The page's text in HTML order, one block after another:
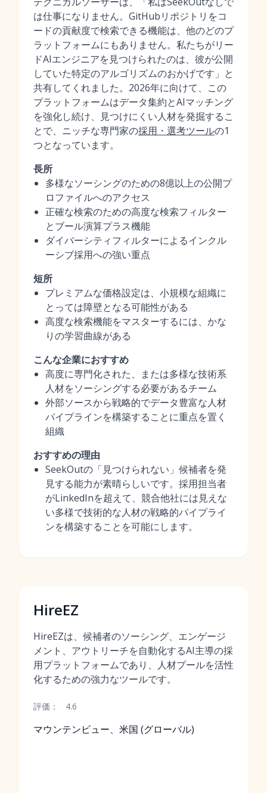
は仕事になりません。GitHubリポジトリをコ
ードの貢献度で検索できる機能は、他のどのプ
ラットフォームにもありません。私たちがリー
ドAIエンジニアを見つけられたのは、彼が公開
していた特定のアルゴリズムのおかげです」と
共有してくれました。2026年に向けて、この
プラットフォームはデータ集約とAIマッチング
を強化し続け、見つけにくい人材を発掘するこ
とで、ニッチな専門家の採用・選考ツールの1
つとなっています。
長所
多様なソーシングのための8億以上の公開プ
ロファイルへのアクセス
正確な検索のための高度な検索フィルター
とブール演算プラス機能
ダイバーシティフィルターによるインクル
ーシブ採用への強い重点
短所
プレミアムな価格設定は、小規模な組織に
とっては障壁となる可能性がある
高度な検索機能をマスターするには、かな
りの学習曲線がある
こんな企業におすすめ
高度に専門化された、または多様な技術系
人材をソーシングする必要があるチーム
外部ソースから戦略的でデータ豊富な人材
パイプラインを構築することに重点を置く
組織
おすすめの理由
SeekOutの「見つけられない」候補者を発
見する能力が素晴らしいです。採用担当者
がLinkedInを超えて、競合他社には見えな
い多様で技術的な人材の戦略的パイプライ
ンを構築することを可能にします。
HireEZ
HireEZは、候補者のソーシング、エンゲージ
メント、アウトリーチを自動化するAI主導の採
用プラットフォームであり、人材プールを活性
化するための強力なツールです。
評価： 4.6
マウンテンビュー、米国 (グローバル)